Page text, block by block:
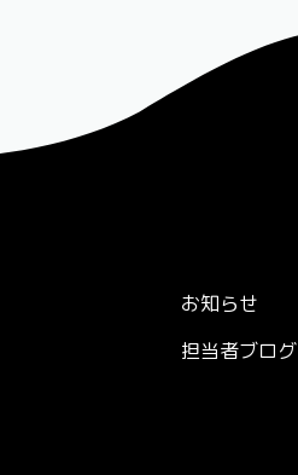
お知らせ
担当者ブログ